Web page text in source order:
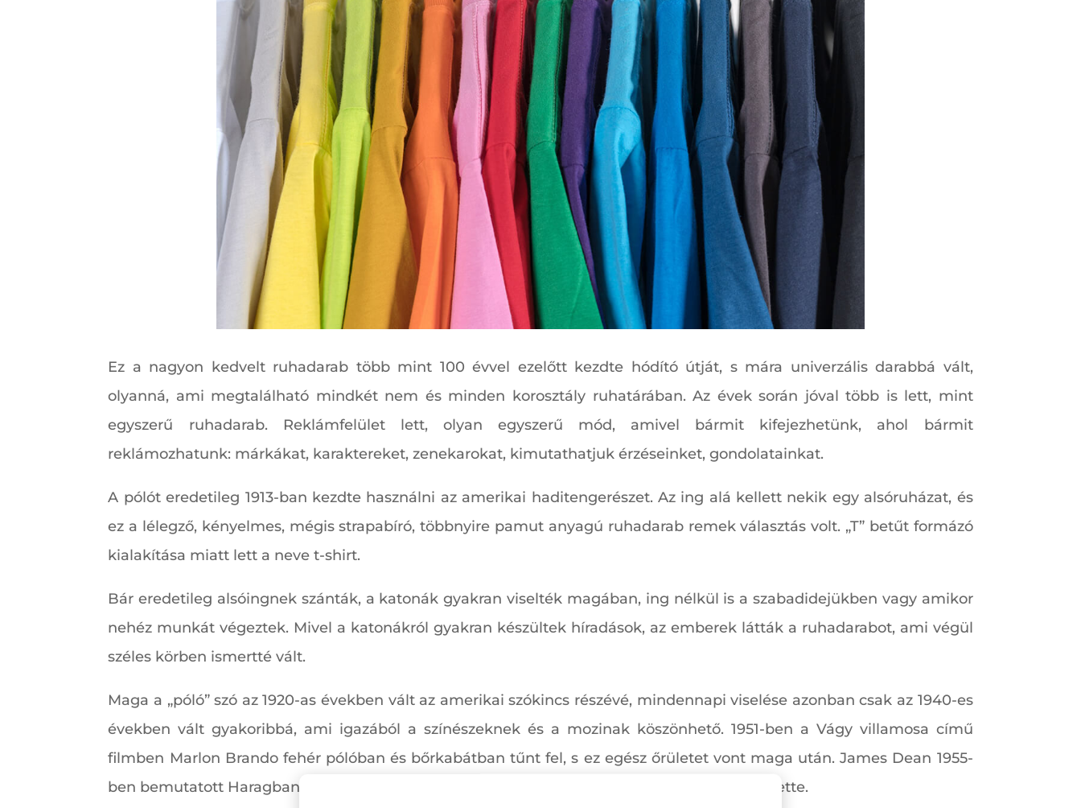
Ez a nagyon kedvelt ruhadarab több mint 100 évvel ezelőtt kezdte hódító útját, s mára univerzális darabbá vált,
olyanná, ami megtalálható mindkét nem és minden korosztály ruhatárában. Az évek során jóval több is lett, mint
egyszerű ruhadarab. Reklámfelület lett, olyan egyszerű mód, amivel bármit kifejezhetünk, ahol bármit
reklámozhatunk: márkákat, karaktereket, zenekarokat, kimutathatjuk érzéseinket, gondolatainkat.
A pólót eredetileg 1913-ban kezdte használni az amerikai haditengerészet. Az ing alá kellett nekik egy alsóruházat, és
ez a lélegző, kényelmes, mégis strapabíró, többnyire pamut anyagú ruhadarab remek választás volt. „T” betűt formázó
kialakítása miatt lett a neve t-shirt.
Bár eredetileg alsóingnek szánták, a katonák gyakran viselték magában, ing nélkül is a szabadidejükben vagy amikor
nehéz munkát végeztek. Mivel a katonákról gyakran készültek híradások, az emberek látták a ruhadarabot, ami végül
széles körben ismertté vált.
Maga a „póló” szó az 1920-as években vált az amerikai szókincs részévé, mindennapi viselése azonban csak az 1940-es
években vált gyakoribbá, ami igazából a színészeknek és a mozinak köszönhető. 1951-ben a Vágy villamosa című
filmben Marlon Brando fehér pólóban és bőrkabátban tűnt fel, s ez egész őrületet vont maga után. James Dean 1955-
ben bemutatott Haragban a világgal c. filmjével a pólót a lázadó ifjúság jelképes viseletévé tette.